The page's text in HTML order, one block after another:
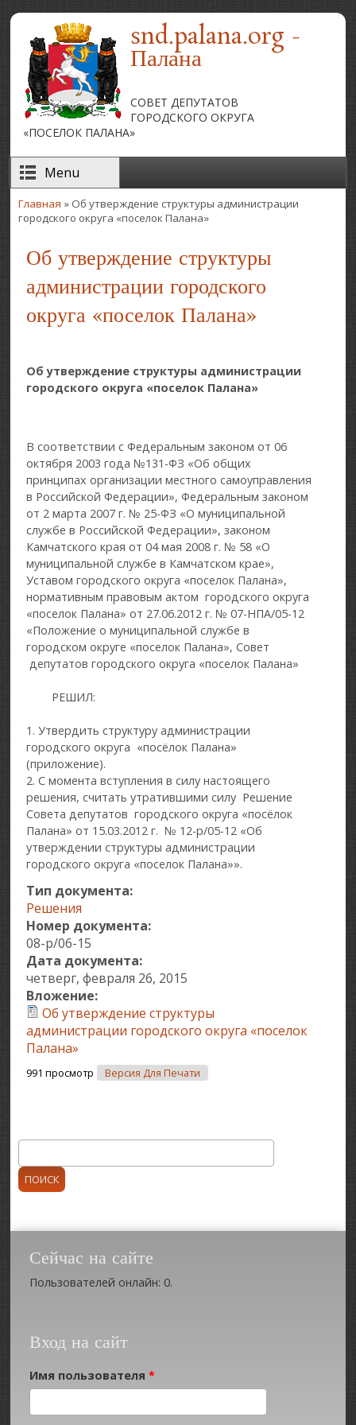
Перейти к основному содержаниюsnd.palana.org -
Палана
СОВЕТ ДЕПУТАТОВ
ГОРОДСКОГО ОКРУГА
«ПОСЕЛОК ПАЛАНА»
Menu
Вы здесь
Главная » Об утверждение структуры администрации
городского округа «поселок Палана»
Об утверждение структуры
администрации городского
округа «поселок Палана»
Об утверждение структуры администрации
городского округа «поселок Палана»
В соответствии с Федеральным законом от 06
октября 2003 года №131-ФЗ «Об общих
принципах организации местного самоуправления
в Российской Федерации», Федеральным законом
от 2 марта 2007 г. № 25-ФЗ «О муниципальной
службе в Российской Федерации», законом
Камчатского края от 04 мая 2008 г. № 58 «О
муниципальной службе в Камчатском крае»,
Уставом городского округа «поселок Палана»,
нормативным правовым актом городского округа
«поселок Палана» от 27.06.2012 г. № 07-НПА/05-12
«Положение о муниципальной службе в
городском округе «поселок Палана», Совет
депутатов городского округа «поселок Палана»
РЕШИЛ:
1. Утвердить структуру администрации
городского округа «посёлок Палана»
(приложение).
2. С момента вступления в силу настоящего
решения, считать утратившими силу Решение
Совета депутатов городского округа «посёлок
Палана» от 15.03.2012 г. № 12-р/05-12 «Об
утверждении структуры администрации
городского округа «поселок Палана»».
Тип документа:
Решения
Номер документа:
08-р/06-15
Дата документа:
четверг, февраля 26, 2015
Вложение:
Об утверждение структуры
администрации городского округа «поселок
Палана»
991 просмотр Версия Для Печати
Форма поиска
Сейчас на сайте
Пользователей онлайн: 0.
Вход на сайт
Имя пользователя*